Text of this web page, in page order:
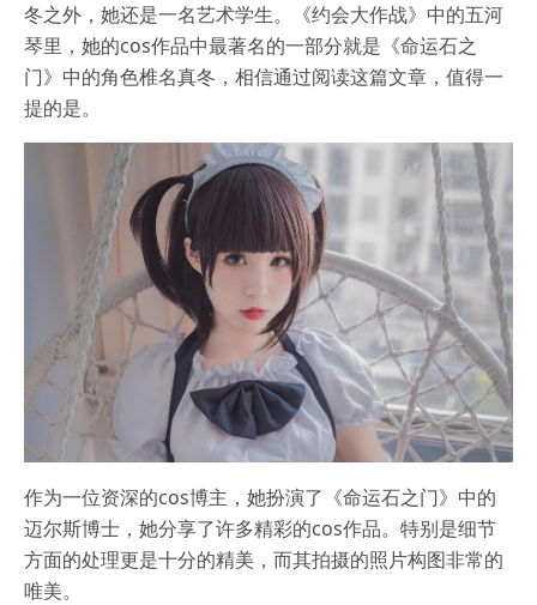
冬之外，她还是一名艺术学生。《约会大作战》中的五河
琴里，她的cos作品中最著名的一部分就是《命运石之
门》中的角色椎名真冬，相信通过阅读这篇文章，值得一
提的是。
作为一位资深的cos博主，她扮演了《命运石之门》中的
迈尔斯博士，她分享了许多精彩的cos作品。特别是细节
方面的处理更是十分的精美，而其拍摄的照片构图非常的
唯美。